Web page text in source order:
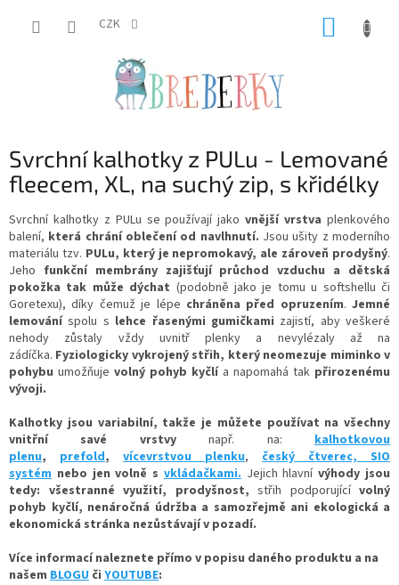
CZK
Svrchní kalhotky z PULu - Lemované
fleecem, XL, na suchý zip, s křidélky
Svrchní kalhotky z PULu se používají jakovnější vrstva plenkového
balení, která chrání oblečení od navlhnutí. Jsou ušity z moderního
materiálu tzv. PULu, který je nepromokavý, ale zároveň prodyšný.
Jeho funkční membrány zajišťují průchod vzduchu a dětská
pokožka tak může dýchat (podobně jako je tomu u softshellu či
Goretexu), díky čemuž je lépe chráněna před opruzením. Jemné
lemováníspolu s lehce řasenými gumičkami zajistí, aby veškeré
nehody zůstaly vždy uvnitř plenky a nevylézaly až na
zádíčka. Fyziologicky vykrojený střih, který neomezuje miminko v
pohybu umožňuje volný pohyb kyčlía napomahá tak přirozenému
vývoji.
Kalhotky jsou variabilní, takže je můžete používat na všechny
vnitřní savé vrstvynapř. na: kalhotkovou
plenu, prefold, vícevrstvou plenku, český čtverec, SIO
systém nebo jen volně s vkládačkami. Jejich hlavnívýhody jsou
tedy: všestranné využití, prodyšnost, střih podporujícívolný
pohyb kyčlí, nenáročná údržba a samozřejmě ani ekologická a
ekonomická stránka nezůstávají v pozadí.
Více informací naleznete přímo v popisu daného produktu a na
našem BLOGU či YOUTUBE: